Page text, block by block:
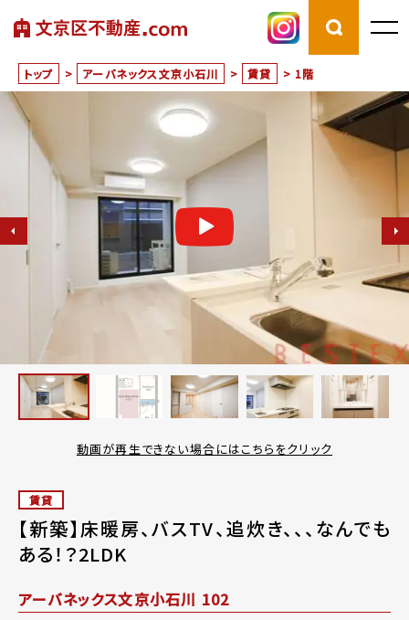
トップ > アーバネックス文京小石川 > 賃貸 > 1階
動画が再生できない場合にはこちらをクリック
賃貸
【新築】床暖房、バスTV、追炊き、、、なんでも
ある！？2LDK
アーバネックス文京小石川 102